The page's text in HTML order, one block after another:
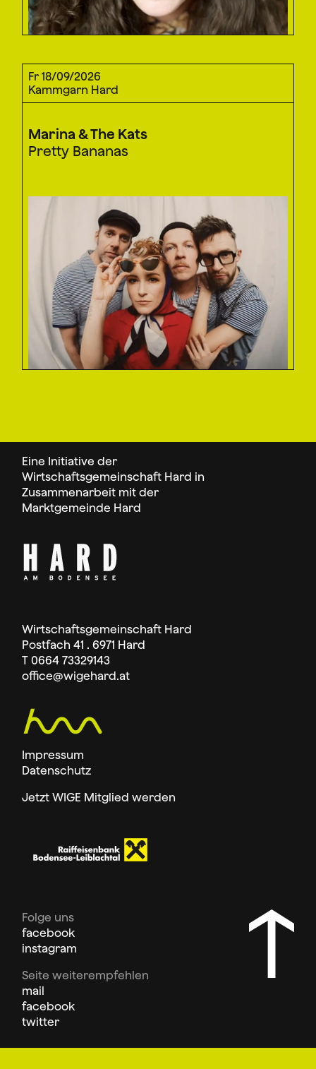
Fr 18/09/2026
Kammgarn Hard
Marina & The Kats
Pretty Bananas
Eine Initiative der
Wirtschaftsgemeinschaft Hard in
Zusammenarbeit mit der
Marktgemeinde Hard
Wirtschaftsgemeinschaft Hard
Postfach 41 . 6971 Hard
T 0664 73329143
office@wigehard.at
Impressum
Datenschutz
Jetzt WIGE Mitglied werden
Folge uns
facebook
instagram
Seite weiterempfehlen
mail
facebook
twitter